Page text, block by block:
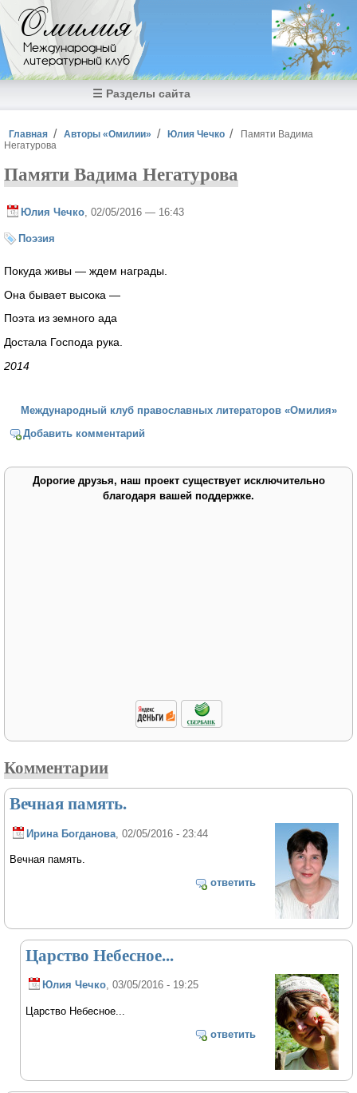
Перейти к основному содержанию
Омилия
Международный
литературный клуб
☰ Разделы сайта
Вы здесь
Главная Авторы «Омилии» Юлия Чечко
Памяти Вадима
Негатурова
Памяти Вадима Негатурова
Юлия Чечко , 02/05/2016 — 16:43
Поэзия
Покуда живы — ждем награды.
Она бывает высока —
Поэта из земного ада
Достала Господа рука.
2014
Международный клуб православных литераторов «Омилия»
Добавить комментарий
Дорогие друзья, наш проект существует исключительно
благодаря вашей поддержке.
Комментарии
Вечная память.
Ирина Богданова , 02/05/2016 - 23:44
Вечная память.
ответить
Царство Небесное...
Юлия Чечко, 03/05/2016 - 19:25
Царство Небесное...
ответить